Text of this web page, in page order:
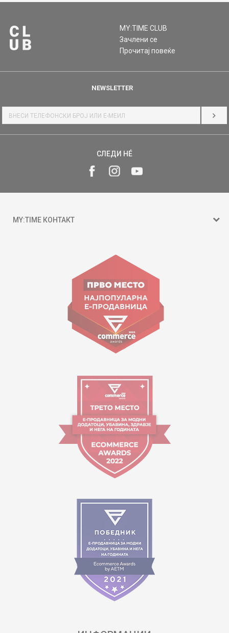
MY:TIME CLUB
Зачлени се
Прочитај повеќе
NEWSLETTER
СЛЕДИ НÉ
MY:TIME КОНТАКТ
ул. Гоце Николовски бр.74 Скопје
contact@mytime.mk
Работно време:
09:00 до 17:00